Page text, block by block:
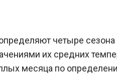
четыре сезона
их средних
месяца по